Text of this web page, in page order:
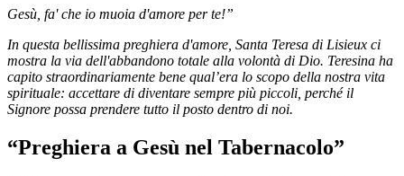
Gesù, fa' che io muoia d'amore per te!”
In questa bellissima preghiera d'amore, Santa Teresa di Lisieux ci
mostra la via dell'abbandono totale alla volontà di Dio. Teresina ha
capito straordinariamente bene qual’era lo scopo della nostra vita
spirituale: accettare di diventare sempre più piccoli, perché il
Signore possa prendere tutto il posto dentro di noi.
“Preghiera a Gesù nel Tabernacolo”